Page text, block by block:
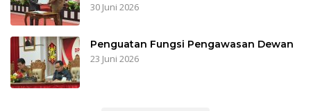
30 Juni 2026
Penguatan Fungsi Pengawasan Dewan
23 Juni 2026